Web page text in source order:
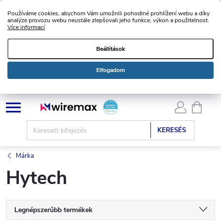
Používáme cookies, abychom Vám umožnili pohodlné prohlížení webu a díky
analýze provozu webu neustále zlepšovali jeho funkce, výkon a použitelnost.
Více informací
Beállítások
Elfogadom
Ugrás
KERESÉS
Márka
Hytech
T
Legnépszerűbb termékek